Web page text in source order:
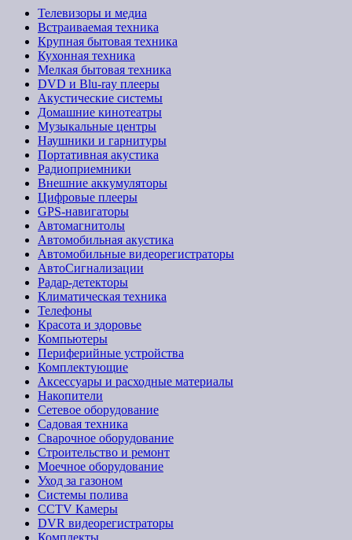
Телевизоры и медиа
Встраиваемая техника
Крупная бытовая техника
Кухонная техника
Мелкая бытовая техника
DVD и Blu-ray плееры
Акустические системы
Домашние кинотеатры
Музыкальные центры
Наушники и гарнитуры
Портативная акустика
Радиоприемники
Внешние аккумуляторы
Цифровые плееры
GPS-навигаторы
Автомагнитолы
Автомобильная акустика
Автомобильные видеорегистраторы
АвтоСигнализации
Радар-детекторы
Климатическая техника
Телефоны
Красота и здоровье
Компьютеры
Периферийные устройства
Комплектующие
Аксессуары и расходные материалы
Накопители
Сетевое оборудование
Садовая техника
Сварочное оборудование
Строительство и ремонт
Моечное оборудование
Уход за газоном
Системы полива
CCTV Камеры
DVR видеорегистраторы
Комплекты